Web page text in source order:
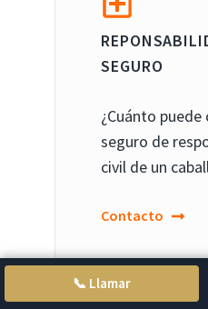
SEGURO
¿Cuánto
seguro de
civil de un
Contacto
📞 Llamar